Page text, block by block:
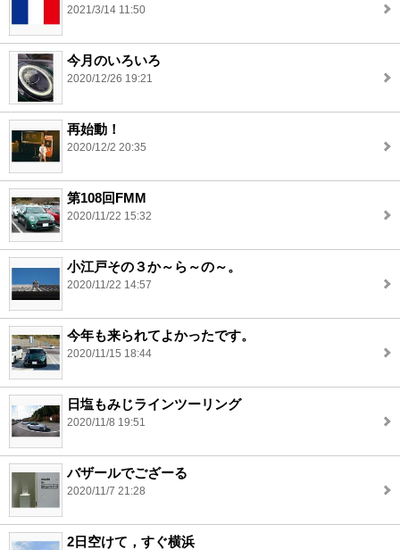
2021/3/14 11:50
今月のいろいろ
2020/12/26 19:21
再始動！
2020/12/2 20:35
第108回FMM
2020/11/22 15:32
小江戸その３か～ら～の～。
2020/11/22 14:57
今年も来られてよかったです。
2020/11/15 18:44
日塩もみじラインツーリング
2020/11/8 19:51
バザールでござーる
2020/11/7 21:28
2日空けて，すぐ横浜